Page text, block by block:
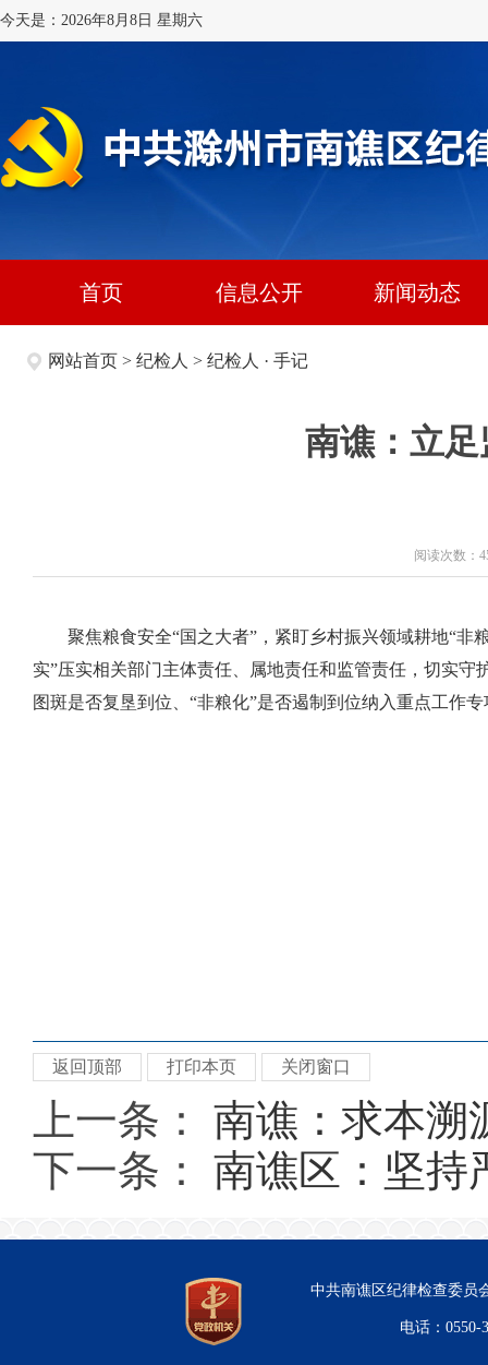
今天是：2026年8月8日 星期六
首页 信息公开 新闻动态
网站首页 > 纪检人 > 纪检人 · 手记
南谯：立
阅读次数：
聚焦粮食安全“国之大者”，紧盯乡村振兴领域耕地“
实”压实相关部门主体责任、属地责任和监管责任，切实
图斑是否复垦到位、“非粮化”是否遏制到位纳入重点工作
返回顶部 打印本页 关闭窗口
上一条： 南谯：求本溯
下一条： 南谯区：坚持
中共南谯区纪律检查委员
电话：0550-